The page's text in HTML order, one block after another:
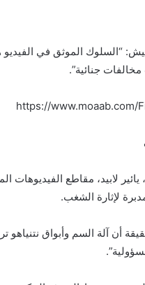
“السلوك الموثق في الفيديو
جنائية”.
https://www.moaab.com/
لابيد، مقاطع الفيديوهات
لإثارة الشغب.
أن آلة السم وأبواق